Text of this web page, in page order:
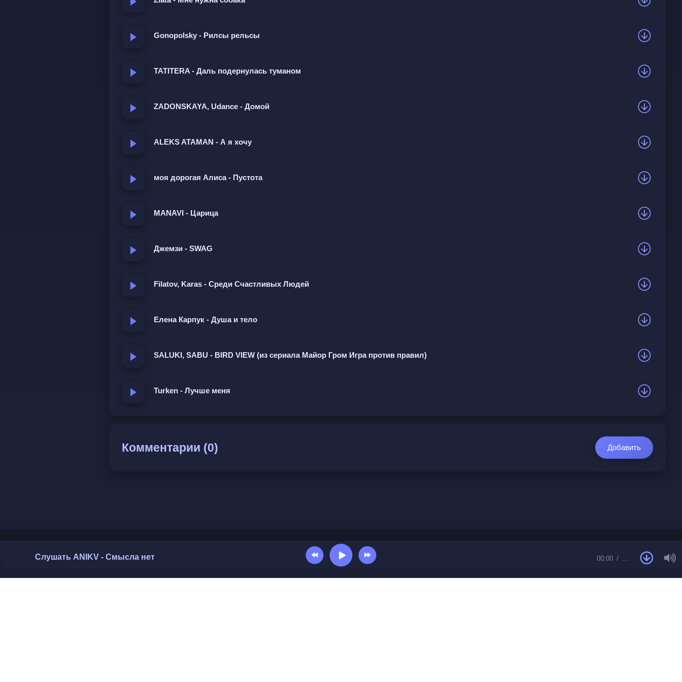
Я, ты, ветер, в одном на двоих треки.
Я, ты, ветер, в одном на двоих треки.
О сложных чувствах автора после расставания. Он размышляет о том, стоило ли терять любимого человека, и признаётся,
присутствует мотив ностальгии и сожаления о прошлом, а также надежда на то, что он сможет заново влюбиться. Образы
Gonopolsky - Рилсы рельсы
TATITERA - Даль подернулась туманом
ZADONSKAYA, Udance - Домой
ALEKS ATAMAN - А я хочу
моя дорогая Алиса - Пустота
MANAVI - Царица
Джемзи - SWAG
Filatov, Karas - Среди Счастливых Людей
Елена Карпук - Душа и тело
SALUKI, SABU - BIRD VIEW (из сериала Майор Гром Игра против правил)
Turken - Лучше меня
Комментарии (0) Добавить
Слушать ANIKV - Смысла нет 00:00 …